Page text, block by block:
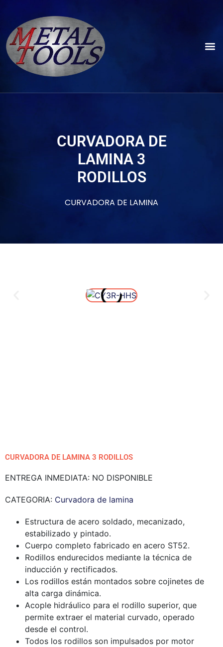
CURVADORA DE
LAMINA 3
RODILLOS
CURVADORA DE LAMINA
CURVADORA DE LAMINA 3 RODILLOS
ENTREGA INMEDIATA: NO DISPONIBLE
CATEGORIA: Curvadora de lamina
Estructura de acero soldado, mecanizado,
estabilizado y pintado.
Cuerpo completo fabricado en acero ST52.
Rodillos endurecidos mediante la técnica de
inducción y rectificados.
Los rodillos están montados sobre cojinetes de
alta carga dinámica.
Acople hidráulico para el rodillo superior, que
permite extraer el material curvado, operado
desde el control.
Todos los rodillos son impulsados por motor